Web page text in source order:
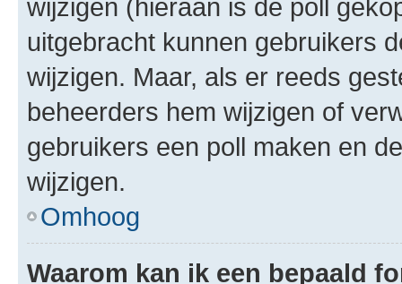
wijzigen (hieraan is de poll
uitgebracht kunnen gebruikers
wijzigen. Maar, als er reeds
beheerders hem wijzigen of
gebruikers een poll maken en
wijzigen.
Omhoog
Waarom kan ik een bepaald